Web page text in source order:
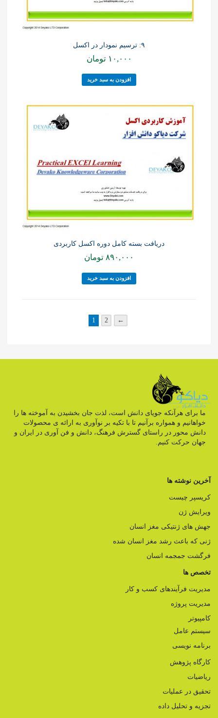
۹: ترسیم نمودار در اکسل
۱۰,۰۰۰ تومان
افزودن به سبد خرید
دریافت بسته کامل دوره اکسل کاربردی
۸۹۰,۰۰۰ تومان
افزودن به سبد خرید
1 2 ←
ما برای هرآنکه جویای دانش است، لذت جان بخشیدن به آموخته ها را
خواهانیم و همواره برآنیم تا با تکیه بر نوآوری به ارائه ی محصولات
دانش محور در راستای گسترش فرهنگ، دانش و فن آوری در ایران و
جهان حرکت کنیم.
آخرین نوشته ها
کریسپر چیست
ویرایش ژن
جهش های ژنتیکی مغز انسان
ژنی که باعث رشد مغز انسان شده
فرگشت جمجمه انسان
تخصص ها
مدیریت فرآیندهای کسب و کار
مدیریت پروژه
کامپیوتر
سیستم عامل
برنامه نویسی
کارگاه پژوهش
ریاضیات
تحقیق در عملیات
تجزیه و تحلیل داده